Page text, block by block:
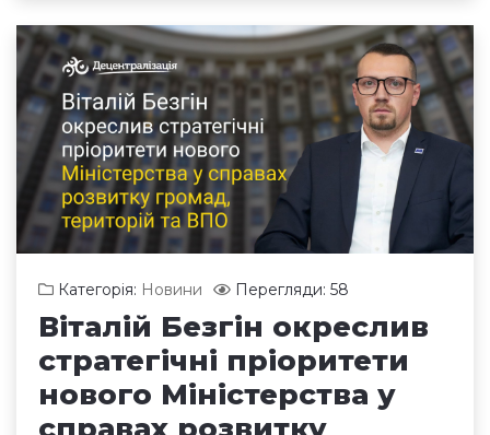
Категорія: Новини Перегляди: 58
Віталій Безгін окреслив
стратегічні пріоритети
нового Міністерства у